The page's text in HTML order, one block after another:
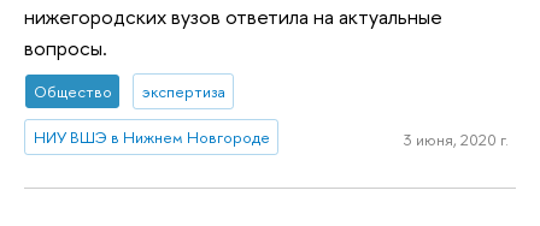
нижегородских вузов ответила на актуальные
вопросы.
Общество экспертиза
НИУ ВШЭ в Нижнем Новгороде 3 июня, 2020 г.